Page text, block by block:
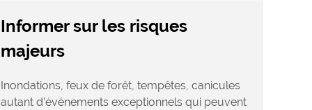
Informer sur les risques
majeurs
Inondations, feux de forêt, tempêtes, canicules
autant d’événements exceptionnels qui peuvent